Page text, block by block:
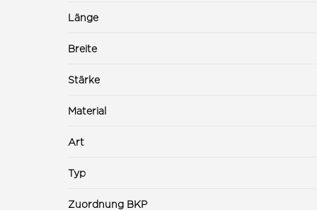
Länge
Breite
Stärke
Material
Art
Typ
Zuordnung BKP